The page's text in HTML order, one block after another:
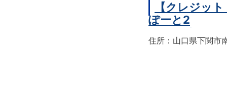
【クレジッ
ぽーと2
住所：山口県下関市